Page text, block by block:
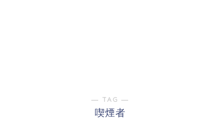
― TAG ―
喫煙者